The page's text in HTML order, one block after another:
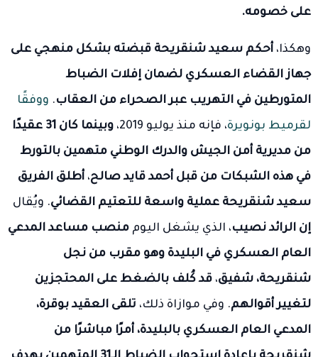
على خصومه.
وهكذا، أحكم سعيد شنقريحة قبضته بشكل منهجي على
جهاز القضاء العسكري لضمان إفلات الضباط
المتورطين في التهريب عبر الصحراء من العقاب. ووفقًا
لقرميط بونويرة، فإنه منذ يوليو 2019،
وبينما كان 31 عقيدًا
من مديرية أمن الجيش والدرك الوطني متهمين بالتورط
في هذه الشبكات من قبل أحمد قايد صالح، أطلق الفريق
سعيد شنقريحة عملية واسعة للتعتيم القضائي. ويُقال
إن الرائد نصيب، الذي يشغل اليوم منصب مساعد المدعي
العام العسكري في البليدة وهو مقرب من نجل
شنقريحة، شفيق، قد كُلف بالضغط على المحتجزين
لتغيير أقوالهم. وفي موازاة ذلك، تلقى العقيد بوقرة،
المدعي العام العسكري بالبليدة، أمرًا مباشرًا من